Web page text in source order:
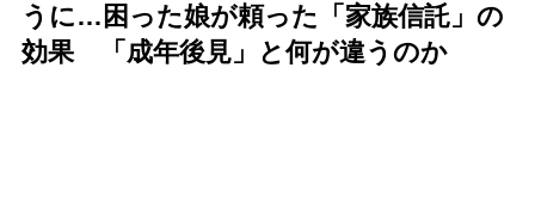
うに…困った娘が頼った「家族信託」の
効果 「成年後見」と何が違うのか